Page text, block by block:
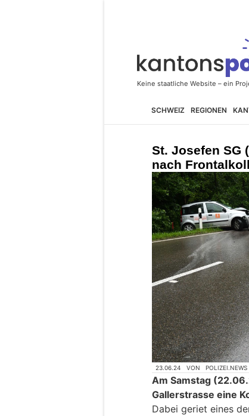
SCHWEIZ REGIONEN
St. Josefen SG
nach
23.06.24 VON POLIZEI.NEWS
Am Samstag
Gallerstrasse eine
Dabei geriet eines